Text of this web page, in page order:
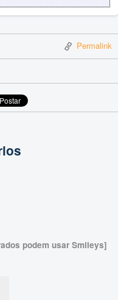
Permalink
podem usar Smileys]